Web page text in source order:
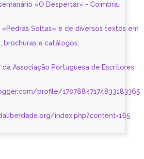
«O Despertar» - Coimbra:
Soltas» e de diversos textos em
brochuras e catálogos;
da Associação Portuguesa de Escritores
profile/17078847174833183365
index.php?content=165